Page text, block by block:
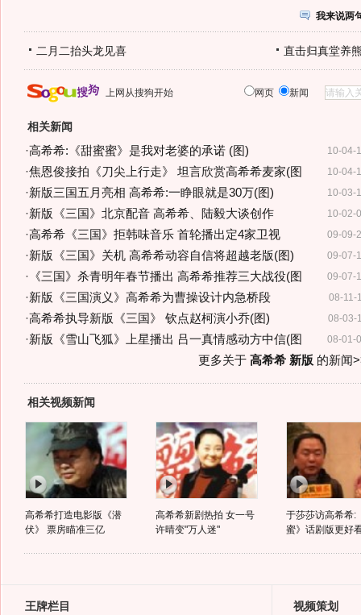
我来说两
二月二抬头龙见喜 直击归真堂养
上网从搜狗开始 网页 新闻
相关新闻
10-04-
·高希希:《甜蜜蜜》是我对老婆的承诺 (图)
10-04-
·焦恩俊接拍《刀尖上行走》 坦言欣赏高希希麦家(图
10-03-
·新版三国五月亮相 高希希:一睁眼就是30万(图)
10-02-
·新版《三国》北京配音 高希希、陆毅大谈创作
09-09-
·高希希《三国》拒韩味音乐 首轮播出定4家卫视
09-07-
·新版《三国》关机 高希希动容自信将超越老版(图)
09-07-
· 《三国》杀青明年春节播出 高希希推荐三大战役(图
08-11-
·新版《三国演义》高希希为曹操设计内急桥段
08-03-
·高希希执导新版《三国》 钦点赵柯演小乔(图)
08-01-
·新版《雪山飞狐》上星播出 吕一真情感动方中信(图
更多关于 高希希 新版 的新闻
相关视频新闻
高希希打造电影版《潜
伏》 票房瞄准三亿
高希希新剧热拍 女一号
许晴变"万人迷"
于莎莎访高希希:
蜜》话剧版更好
王牌栏目 视频策划